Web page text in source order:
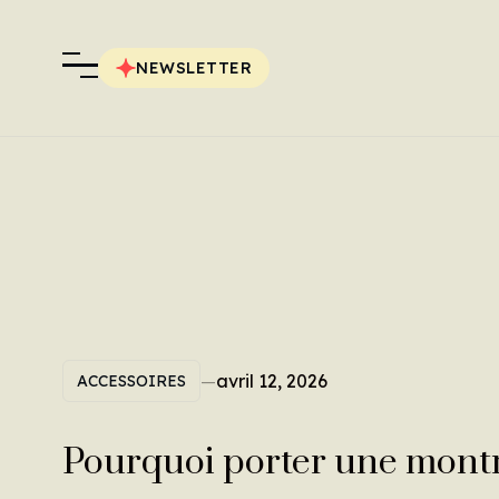
NEWSLETTER
ACCESSOIRES —avril 12, 2026
Pourquoi porter une